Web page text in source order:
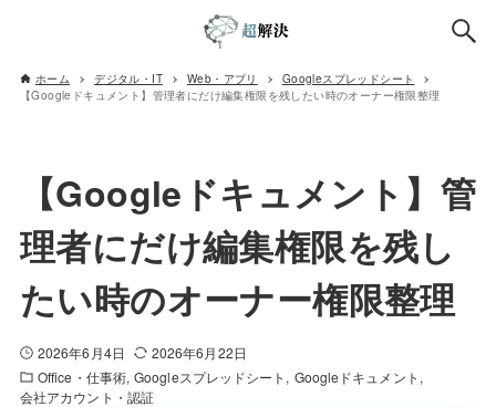
ホーム デジタル・IT Web・アプリ
Googleスプレッドシート
【Googleドキュメント】管理者にだけ編集権限を残したい時のオーナー権限整理
【Googleドキュメント】管
理者にだけ編集権限を残し
たい時のオーナー権限整理
2026年6月4日
2026年6月22日
Office・仕事術 Googleスプレッドシート
Googleドキュメント
会社アカウント・認証